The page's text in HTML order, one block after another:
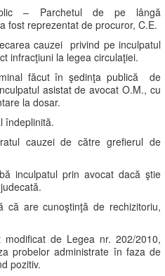
– Parchetul de pe lângă
fost reprezentat de procuror, C.E.
cauzei privind pe inculpatul
infracţiuni la legea circulaţiei.
făcut în şedinţa publică de
asistat de avocat O.M., cu
la dosar.
îndeplinită.
cauzei de către grefierul de
inculpatul prin avocat dacă ştie
că are cunoştinţă de rechizitoriu,
de Legea nr. 202/2010,
probelor administrate în faza de
pozitiv.